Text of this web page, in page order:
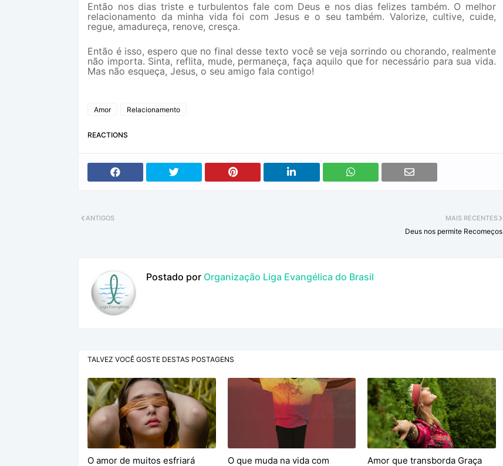
Então nos dias triste e turbulentos fale com Deus e nos dias felizes também. O melhor
relacionamento da minha vida foi com Jesus e o seu também. Valorize, cultive, cuide,
regue, amadureça, renove, cresça.
Então é isso, espero que no final desse texto você se veja sorrindo ou chorando, realmente
não importa. Sinta, reflita, mude, permaneça, faça aquilo que for necessário para sua vida.
Mas não esqueça, Jesus, o seu amigo fala contigo!
Amor Relacionamento
REACTIONS
MAIS RECENTES
Deus nos permite Recomeços
ANTIGOS
Postado por Organização Liga Evangélica do Brasil
TALVEZ VOCÊ GOSTE DESTAS POSTAGENS
O amor de muitos esfriará
O que muda na vida com
Amor que transborda Graça